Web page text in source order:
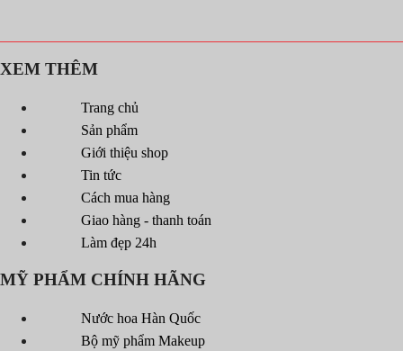
XEM THÊM
Trang chủ
Sản phẩm
Giới thiệu shop
Tin tức
Cách mua hàng
Giao hàng - thanh toán
Làm đẹp 24h
MỸ PHẨM CHÍNH HÃNG
Nước hoa Hàn Quốc
Bộ mỹ phẩm Makeup